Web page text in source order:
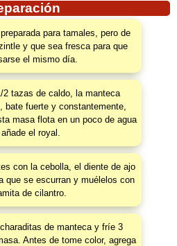
para tamales, pero de
y que sea fresca para que
el mismo día.
2 tazas de caldo, la manteca
bate fuerte y constantemente,
masa flota en un poco de agua
el royal.
con la cebolla, el diente de ajo
que se escurran y muélelos con
de cilantro.
de manteca y fríe 3
Antes de tome color, agrega